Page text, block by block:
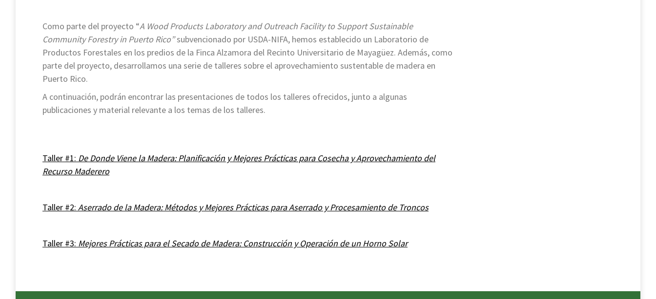
Como parte del proyecto “A Wood Products Laboratory and Outreach Facility to Support Sustainable
Community Forestry in Puerto Rico”subvencionado por USDA-NIFA, hemos establecido un Laboratorio de
Productos Forestales en los predios de la Finca Alzamora del Recinto Universitario de Mayagüez. Además, como
parte del proyecto, desarrollamos una serie de talleres sobre el aprovechamiento sustentable de madera en
Puerto Rico.
A continuación, podrán encontrar las presentaciones de todos los talleres ofrecidos, junto a algunas
publicaciones y material relevante a los temas de los talleres.
Taller #1: De Donde Viene la Madera: Planificación y Mejores Prácticas para Cosecha y Aprovechamiento del
Recurso Maderero
Taller #2: Aserrado de la Madera: Métodos y Mejores Prácticas para Aserrado y Procesamiento de Troncos
Taller #3: Mejores Prácticas para el Secado de Madera: Construcción y Operación de un Horno Solar